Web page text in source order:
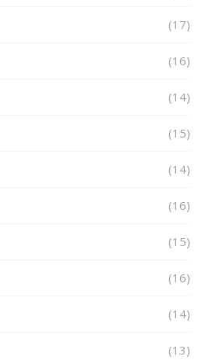
(17)
(16)
(14)
(15)
(14)
(16)
(15)
(16)
(14)
(13)